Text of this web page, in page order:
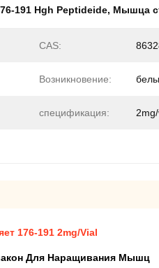
191 Hgh Peptideide, Мышца
CAS:
Возникновение:
спецификация:
176-191 2mg/Vial
Для Наращивания Мышц